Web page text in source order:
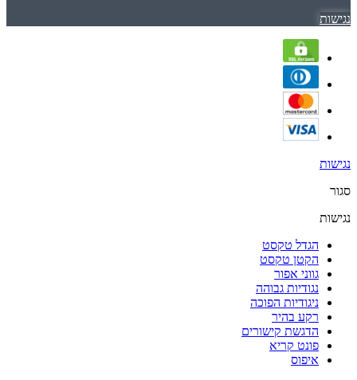
נגישות
נגישות
סגור
נגישות
הגדל טקסט
הקטן טקסט
גווני אפור
נגודיות גבוהה
ניגודיות הפוכה
רקע בהיר
הדגשת קישורים
פונט קריא
איפוס